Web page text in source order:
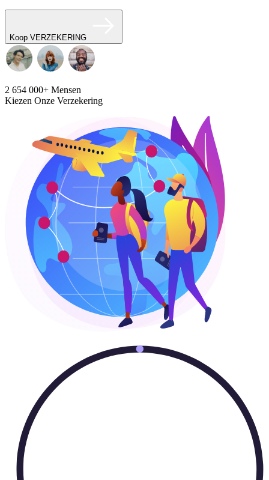
Koop VERZEKERING
2 654 000+ Mensen
Kiezen Onze Verzekering